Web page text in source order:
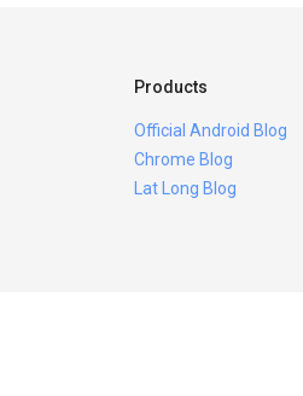
Products
Official Android Blog
Chrome Blog
Lat Long Blog